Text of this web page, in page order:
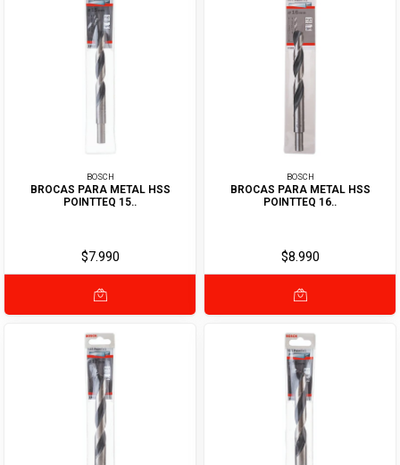
BOSCH
BROCAS PARA METAL HSS
POINTTEQ 15..
$7.990
BOSCH
BROCAS PARA METAL HSS
POINTTEQ 16..
$8.990